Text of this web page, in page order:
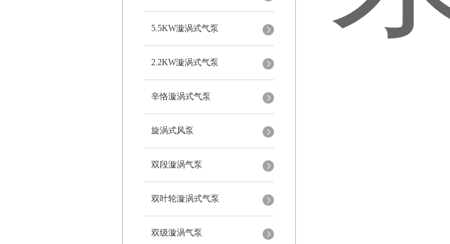
5.5KW漩涡式气泵
2.2KW漩涡式气泵
辛恪漩涡式气泵
旋涡式风泵
双段漩涡气泵
双叶轮漩涡式气泵
双级漩涡气泵